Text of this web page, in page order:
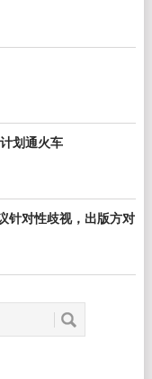
划通火车
针对性歧视，出版方对